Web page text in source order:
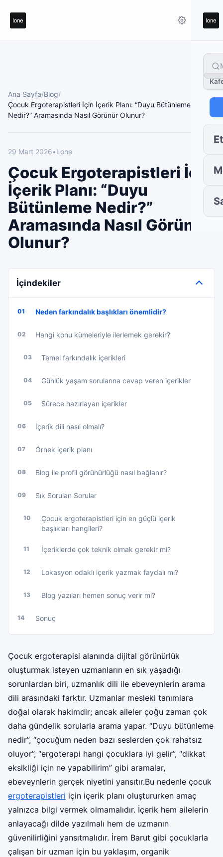
Ana Sayfa/Blog/
Çocuk Ergoterapistleri İçin İçerik Planı: “Duyu Bütünleme
Nedir?” Aramasında Nasıl Görünür Olunur?
29 Mart 2026•Lone
Çocuk Ergoterapistleri İçin
İçerik Planı: “Duyu
Bütünleme Nedir?”
Aramasında Nasıl Görünür
Olunur?
İçindekiler
01 Neden farkındalık başlıkları önemlidir?
02 Hangi konu kümeleriyle ilerlemek gerekir?
03 Temel farkındalık içerikleri
04 Günlük yaşam sorularına cevap veren içerikler
05 Sürece hazırlayan içerikler
06 İçerik dili nasıl olmalı?
07 Örnek içerik planı
08 Blog ile profil görünürlüğü nasıl bağlanır?
09 Sık Sorulan Sorular
10
Çocuk ergoterapistleri için en güçlü içerik
başlıkları hangileri?
11 İçeriklerde çok teknik olmak gerekir mi?
12 Lokasyon odaklı içerik yazmak faydalı mı?
13 Blog yazıları hemen sonuç verir mi?
14 Sonuç
Çocuk ergoterapisi alanında dijital görünürlük
oluşturmak isteyen uzmanların en sık yaşadığı
sorunlardan biri, uzmanlık dili ile ebeveynlerin arama
dili arasındaki farktır. Uzmanlar mesleki tanımlara
doğal olarak hakimdir; ancak aileler çoğu zaman çok
daha gündelik sorularla arama yapar. “Duyu bütünleme
nedir”, “çocuğum neden bazı seslerden çok rahatsız
oluyor”, “ergoterapi hangi çocuklara iyi gelir”, “dikkat
eksikliği için ne yapabilirim” gibi aramalar,
ebeveynlerin gerçek niyetini yansıtır.Bu nedenle çocuk
ergoterapistleri için içerik planı oluştururken amaç
yalnızca bilgi vermek olmamalıdır. İçerik hem ailelerin
anlayacağı dilde yazılmalı hem de uzmanın
güvenilirliğini yansıtmalıdır. İrem Barut gibi çocuklarla
çalışan bir uzman için bu yaklaşım, organik